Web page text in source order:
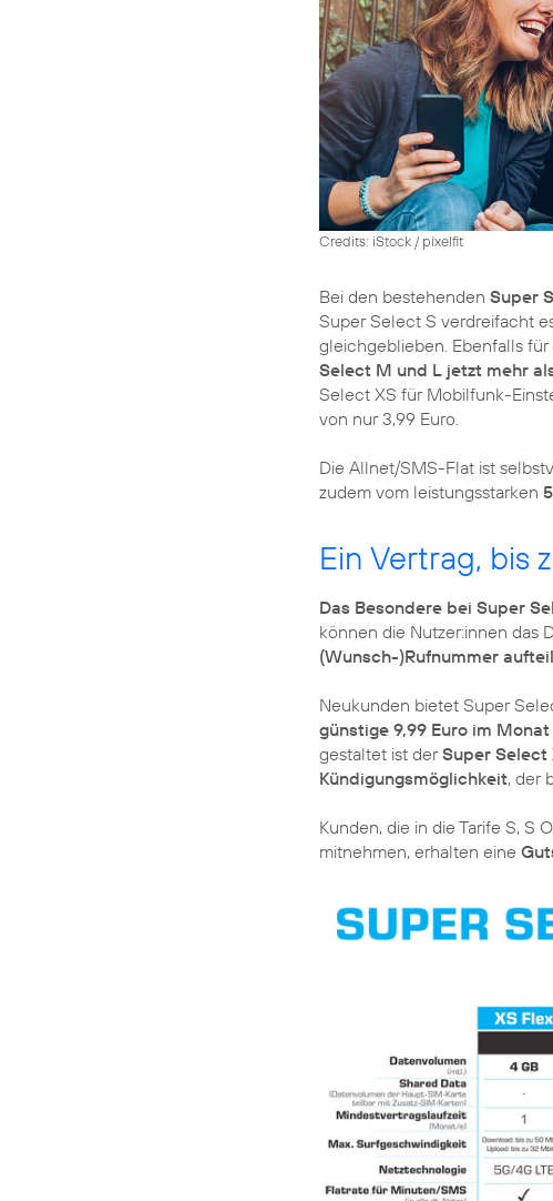
Credits: iStock / pixelfit
Bei den bestehenden Super
Super Select S verdreifacht
gleichgeblieben. Ebenfalls
Select M und L jetzt mehr
Select XS für Mobilfunk-
von nur 3,99 Euro.
Die Allnet/SMS-Flat ist
zudem vom leistungsstarken
Ein Vertrag, bis
Das Besondere bei Super
können die Nutzer:innen das
(Wunsch-)Rufnummer
Neukunden bietet Super
günstige 9,99 Euro im Monat
gestaltet ist derSuper
Kündigungsmöglichkeit, der
Kunden, die in die Tarife S, S
mitnehmen, erhalten eine